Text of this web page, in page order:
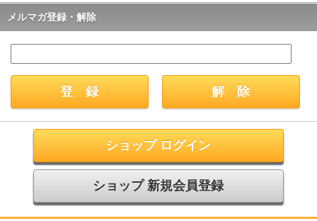
メルマガ登録・解除
ショップ ログイン
ショップ 新規会員登録